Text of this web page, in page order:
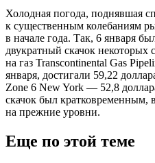
Холодная погода, поднявшая
к существенным колебаниям
в начале года. Так, 6 января
двукратный скачок
на газ Transcontinental Gas
января, достигали 59,22
Zone 6 New York — 52,8
скачок был кратковременным,
на прежние уровни.
Еще по этой теме